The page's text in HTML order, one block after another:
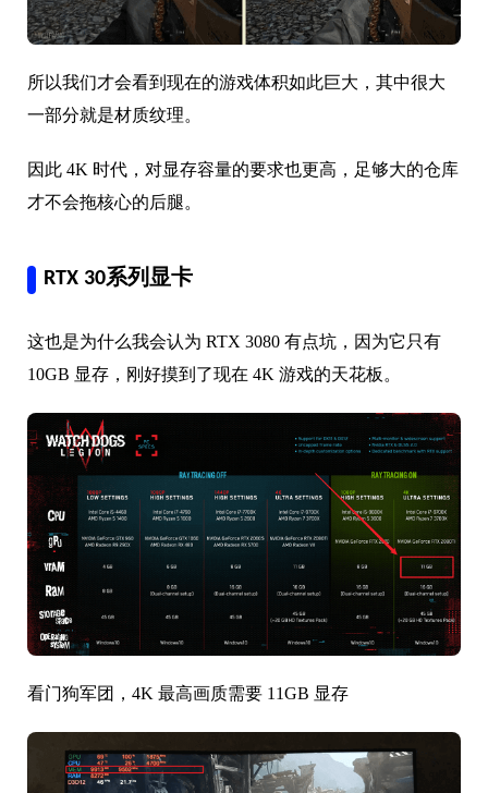
所以我们才会看到现在的游戏体积如此巨大，其中很大
一部分就是材质纹理。
因此 4K 时代，对显存容量的要求也更高，足够大的仓库
才不会拖核心的后腿。
RTX 30系列显卡
这也是为什么我会认为 RTX 3080 有点坑，因为它只有
10GB 显存，刚好摸到了现在 4K 游戏的天花板。
看门狗军团，4K 最高画质需要 11GB 显存